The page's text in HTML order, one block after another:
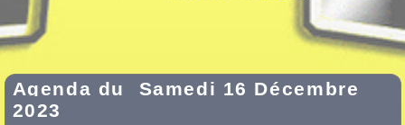
Agenda du
Samedi 16 Décembre
2023